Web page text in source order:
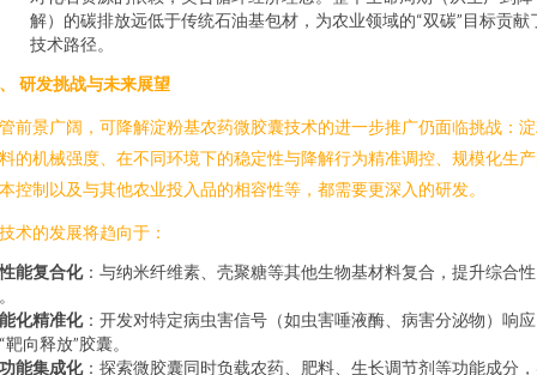
解）的碳排放远低于传统石油基包材，为农业领域的“双碳”目标贡献
技术路径。
研发挑战与未来展望
前景广阔，可降解淀粉基农药微胶囊技术的进一步推广仍面临挑战：
的机械强度、在不同环境下的稳定性与降解行为精准调控、规模化生
控制以及与其他农业投入品的相容性等，都需要更深入的研发。
术的发展将趋向于：
能复合化：与纳米纤维素、壳聚糖等其他生物基材料复合，提升综合性
化精准化：开发对特定病虫害信号（如虫害唾液酶、病害分泌物）响应
靶向释放”胶囊。
能集成化：探索微胶囊同时负载农药、肥料、生长调节剂等功能成分